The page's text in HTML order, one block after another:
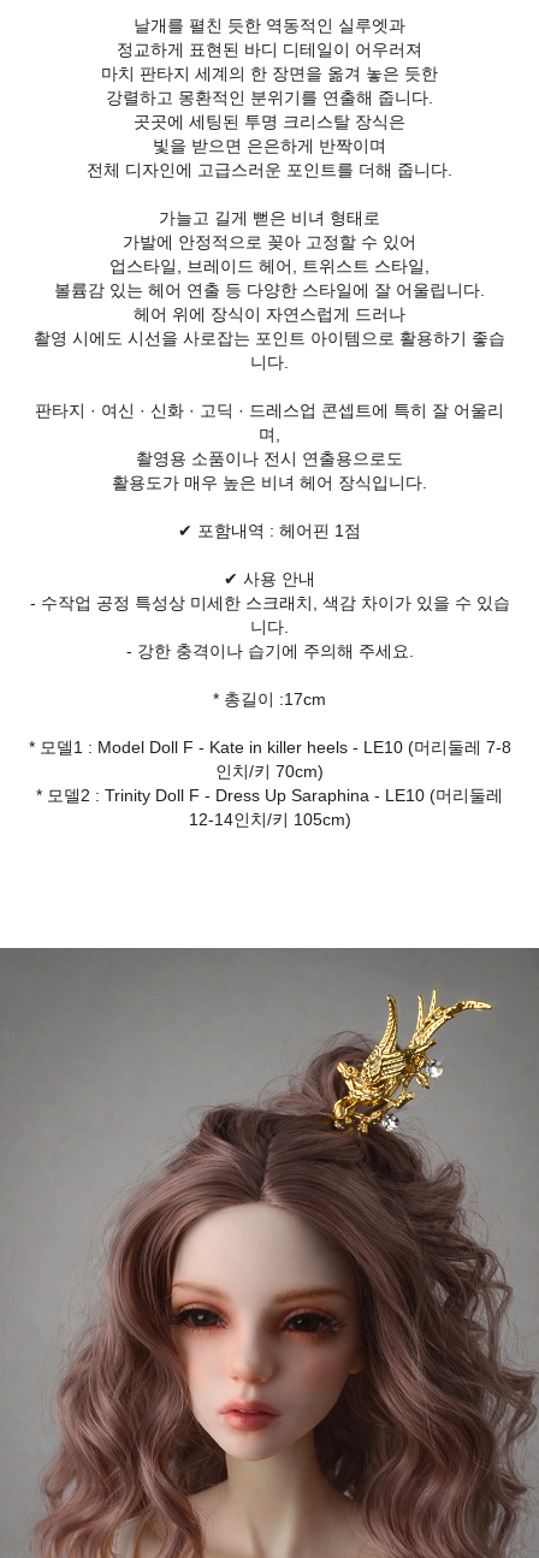
날개를 펼친 듯한 역동적인 실루엣과
정교하게 표현된 바디 디테일이 어우러져
마치 판타지 세계의 한 장면을 옮겨 놓은 듯한
강렬하고 몽환적인 분위기를 연출해 줍니다.
곳곳에 세팅된 투명 크리스탈 장식은
빛을 받으면 은은하게 반짝이며
전체 디자인에 고급스러운 포인트를 더해 줍니다.
가늘고 길게 뻗은 비녀 형태로
가발에 안정적으로 꽂아 고정할 수 있어
업스타일, 브레이드 헤어, 트위스트 스타일,
볼륨감 있는 헤어 연출 등 다양한 스타일에 잘 어울립니다.
헤어 위에 장식이 자연스럽게 드러나
촬영 시에도 시선을 사로잡는 포인트 아이템으로 활용하기 좋습
니다.
판타지 · 여신 · 신화 · 고딕 · 드레스업 콘셉트에 특히 잘 어울리
며,
촬영용 소품이나 전시 연출용으로도
활용도가 매우 높은 비녀 헤어 장식입니다.
✔ 포함내역 : 헤어핀 1점
✔ 사용 안내
- 수작업 공정 특성상 미세한 스크래치, 색감 차이가 있을 수 있습
니다.
- 강한 충격이나 습기에 주의해 주세요.
* 총길이 :17cm
* 모델1 : Model Doll F - Kate in killer heels - LE10 (머리둘레 7-8
인치/키 70cm)
* 모델2 : Trinity Doll F - Dress Up Saraphina - LE10 (머리둘레
12-14인치/키 105cm)